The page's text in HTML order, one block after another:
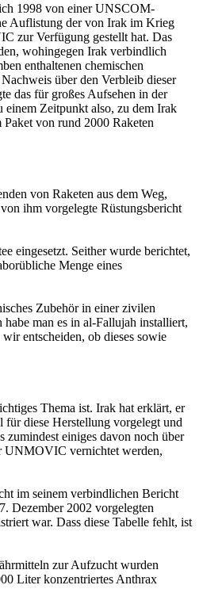
1998 von einer UNSCOM-
Auflistung der von Irak im Krieg
zur Verfügung gestellt hat. Das
wohingegen Irak verbindlich
enthaltenen chemischen
über den Verbleib dieser
das für großes Aufsehen in der
einem Zeitpunkt also, zu dem Irak
von rund 2000 Raketen
von Raketen aus dem Weg,
ihm vorgelegte Rüstungsbericht
eingesetzt. Seither wurde berichtet,
Menge eines
Zubehör in einer zivilen
man es in al-Fallujah installiert,
entscheiden, ob dieses sowie
Thema ist. Irak hat erklärt, er
diese Herstellung vorgelegt und
zumindest einiges davon noch über
UNMOVIC vernichtet werden,
im seinem verbindlichen Bericht
Dezember 2002 vorgelegten
war. Dass diese Tabelle fehlt, ist
zur Aufzucht wurden
Liter konzentriertes Anthrax